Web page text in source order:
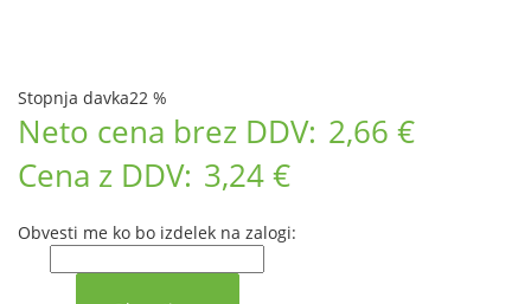
Stopnja davka22 %
Neto cena brez DDV: 2,66 €
Cena z DDV: 3,24 €
Obvesti me ko bo izdelek na zalogi: